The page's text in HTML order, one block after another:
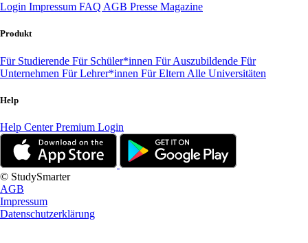
Login Impressum FAQ AGB Presse Magazine
Produkt
Für Studierende Für Schüler*innen Für Auszubildende Für
Unternehmen Für Lehrer*innen Für Eltern Alle Universitäten
Help
Help CenterPremium Login
© StudySmarter
AGB
Impressum
Datenschutzerklärung